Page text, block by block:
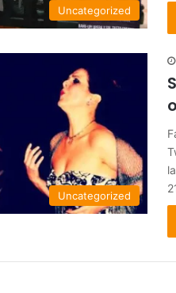
Uncategorized
Uncategorized